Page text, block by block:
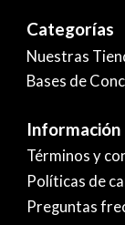
Categorías
Nuestras
Bases de
Información
Términos y
Políticas de
Preguntas